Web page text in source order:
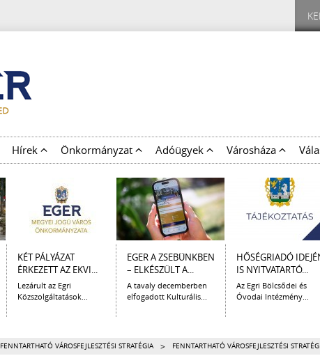
Hírek Önkormányzat Adóügyek Városháza
KÉT PÁLYÁZAT
ÉRKEZETT AZ EKVI...
Lezárult az Egri
Közszolgáltatások...
EGER A ZSEBÜNKBEN
– ELKÉSZÜLT A...
A tavaly decemberben
elfogadott Kulturális...
HŐSÉGRIADÓ
IS NYITVATARTÓ...
Az Egri Bölcsődei és
Óvodai Intézmény...
FENNTARTHATÓ VÁROSFEJLESZTÉSI STRATÉGIA > FENNTARTHATÓ VÁROSFEJLESZTÉSI